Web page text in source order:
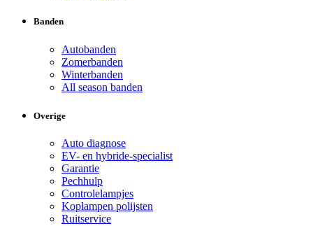
Banden
Autobanden
Zomerbanden
Winterbanden
All season banden
Overige
Auto diagnose
EV- en hybride-specialist
Garantie
Pechhulp
Controlelampjes
Koplampen polijsten
Ruitservice